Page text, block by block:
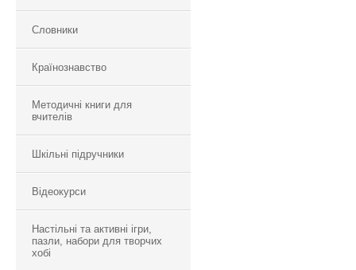
Словники
Країнознавство
Методичні книги для
вчителів
Шкільні підручники
Відеокурси
Настільні та активні ігри,
пазли, набори для творчих
хобі